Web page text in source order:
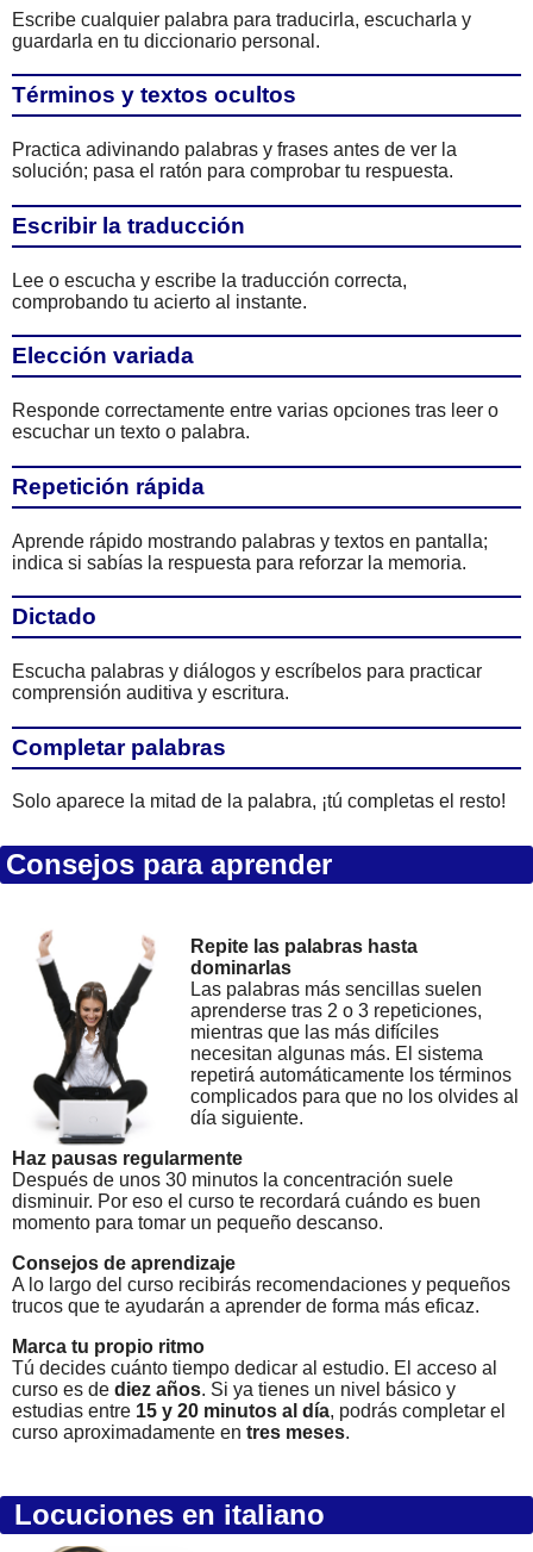
Escribe cualquier palabra para traducirla, escucharla y
guardarla en tu diccionario personal.
Términos y textos ocultos
Practica adivinando palabras y frases antes de ver la
solución; pasa el ratón para comprobar tu respuesta.
Escribir la traducción
Lee o escucha y escribe la traducción correcta,
comprobando tu acierto al instante.
Elección variada
Responde correctamente entre varias opciones tras leer o
escuchar un texto o palabra.
Repetición rápida
Aprende rápido mostrando palabras y textos en pantalla;
indica si sabías la respuesta para reforzar la memoria.
Dictado
Escucha palabras y diálogos y escríbelos para practicar
comprensión auditiva y escritura.
Completar palabras
Solo aparece la mitad de la palabra, ¡tú completas el resto!
Consejos para aprender
Repite las palabras hasta
dominarlas
Las palabras más sencillas suelen
aprenderse tras 2 o 3 repeticiones,
mientras que las más difíciles
necesitan algunas más. El sistema
repetirá automáticamente los términos
complicados para que no los olvides al
día siguiente.
Haz pausas regularmente
Después de unos 30 minutos la concentración suele
disminuir. Por eso el curso te recordará cuándo es buen
momento para tomar un pequeño descanso.
Consejos de aprendizaje
A lo largo del curso recibirás recomendaciones y pequeños
trucos que te ayudarán a aprender de forma más eficaz.
Marca tu propio ritmo
Tú decides cuánto tiempo dedicar al estudio. El acceso al
curso es de diez años. Si ya tienes un nivel básico y
estudias entre 15 y 20 minutos al día, podrás completar el
curso aproximadamente en tres meses.
Locuciones en italiano